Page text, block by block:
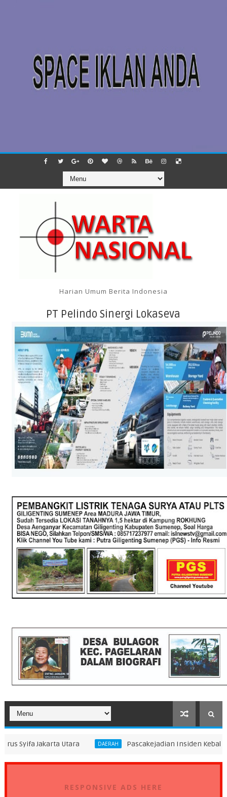
Harian Umum Berita Indonesia
PT Pelindo Sinergi Lokaseva
Utara DAERAH Pascakejadian Insiden Kebakaran KMP
RESPONSIVE ADS HERE